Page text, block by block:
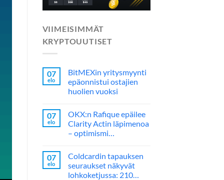
VIIMEISIMMÄT
KRYPTOUUTISET
07
elo
BitMEXin yritysmyynti
epäonnistui ostajien
huolien vuoksi
07
elo
OKX:n Rafique epäilee
Clarity Actin läpimenoa
– optimismi…
07
elo
Coldcardin tapauksen
seuraukset näkyvät
lohkoketjussa: 210…